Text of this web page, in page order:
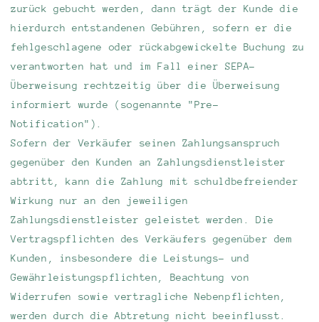
zurück gebucht werden, dann trägt der Kunde die
hierdurch entstandenen Gebühren, sofern er die
fehlgeschlagene oder rückabgewickelte Buchung zu
verantworten hat und im Fall einer SEPA-
Überweisung rechtzeitig über die Überweisung
informiert wurde (sogenannte "Pre-
Notification").
Sofern der Verkäufer seinen Zahlungsanspruch
gegenüber den Kunden an Zahlungsdienstleister
abtritt, kann die Zahlung mit schuldbefreiender
Wirkung nur an den jeweiligen
Zahlungsdienstleister geleistet werden. Die
Vertragspflichten des Verkäufers gegenüber dem
Kunden, insbesondere die Leistungs- und
Gewährleistungspflichten, Beachtung von
Widerrufen sowie vertragliche Nebenpflichten,
werden durch die Abtretung nicht beeinflusst.